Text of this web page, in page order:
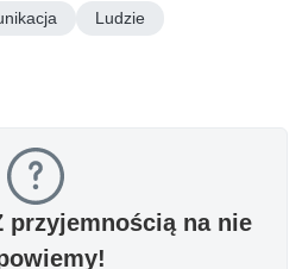
Ludzie
przyjemnością na nie